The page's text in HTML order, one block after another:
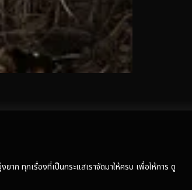
ก ทุกเรื่องที่เป็นกระแสเราจัดมาให้ครบ เพื่อให้การ ดู